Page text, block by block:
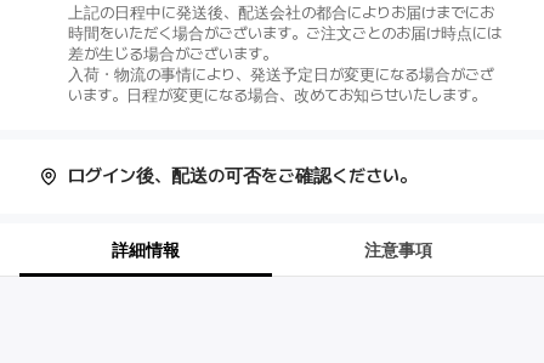
上記の日程中に発送後、配送会社の都合によりお届けまでにお
時間をいただく場合がございます。ご注文ごとのお届け時点には
差が生じる場合がございます。
入荷・物流の事情により、発送予定日が変更になる場合がござ
います。日程が変更になる場合、改めてお知らせいたします。
ログイン後、配送の可否をご確認ください。
詳細情報 注意事項